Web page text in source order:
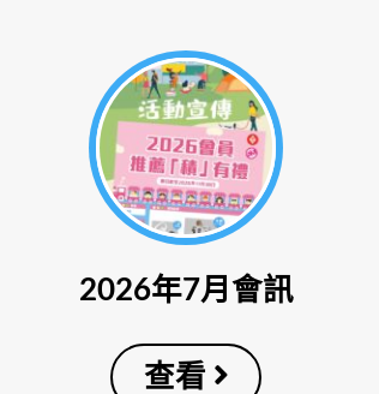
2026年7月會訊
查看